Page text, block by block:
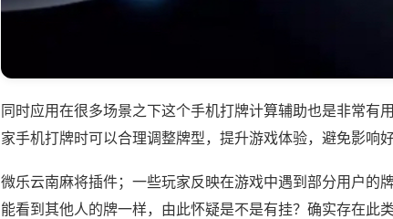
同时应用在很多场景之下这个手机打牌计算辅助也是非常有
家手机打牌时可以合理调整牌型，提升游戏体验，避免影响
微乐云南麻将插件；一些玩家反映在游戏中遇到部分用户的
能看到其他人的牌一样，由此怀疑是不是有挂？确实存在此